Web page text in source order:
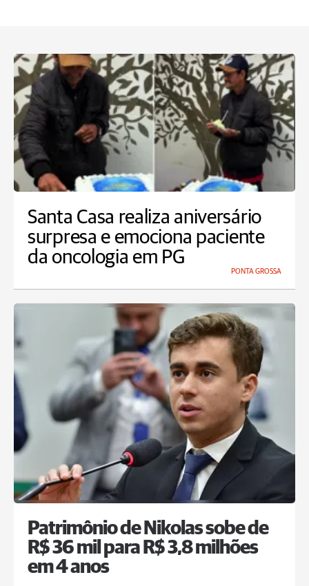
Santa Casa realiza aniversário
surpresa e emociona paciente
da oncologia em PG
PONTA GROSSA
Patrimônio de Nikolas sobe de
R$ 36 mil para R$ 3,8 milhões
em 4 anos